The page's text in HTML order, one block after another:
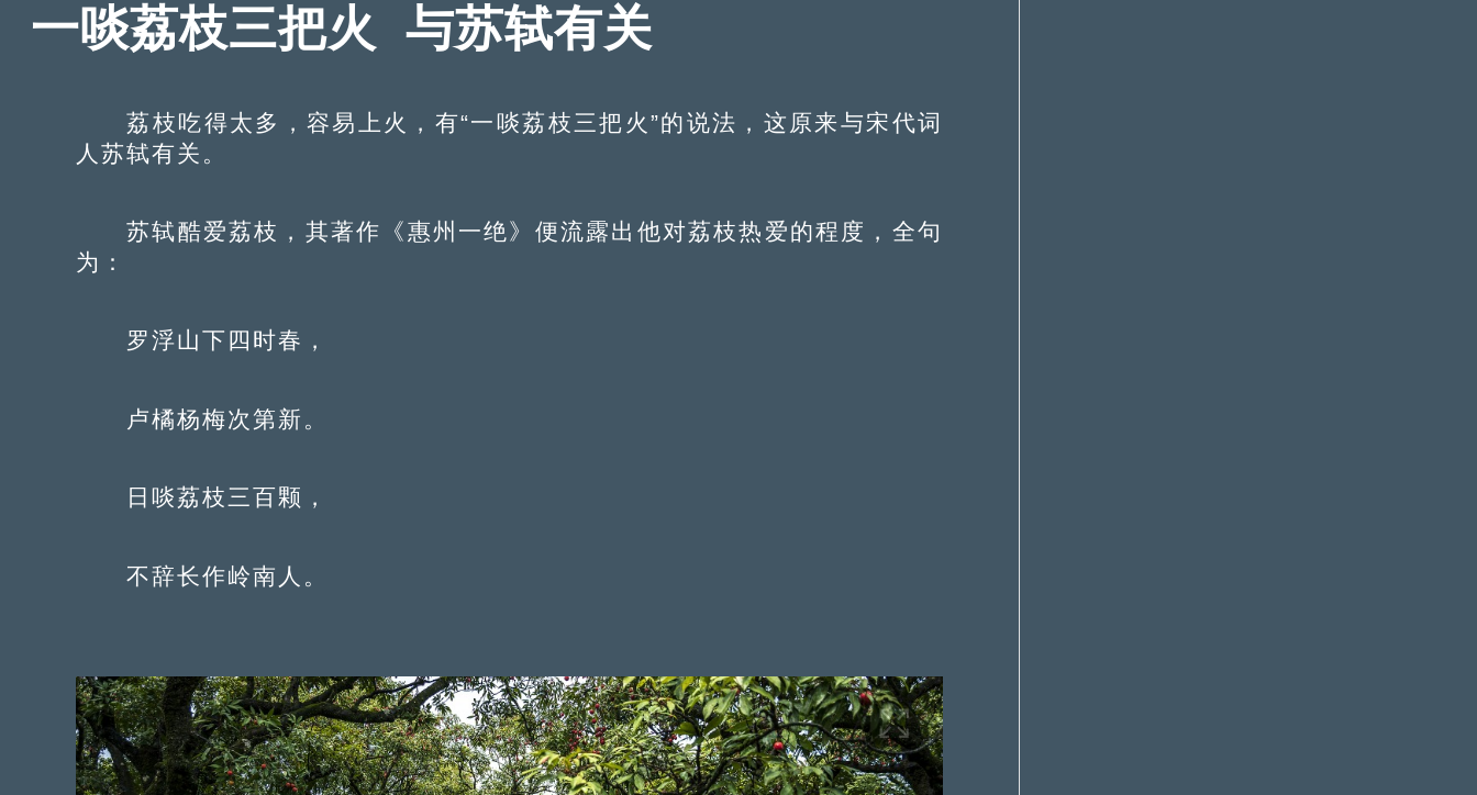
一啖荔枝三把火 与苏轼有关
荔枝吃得太多，容易上火，有“一啖荔枝三把火”的说法，这原来与宋代词
人苏轼有关。
苏轼酷爱荔枝，其著作《惠州一绝》便流露出他对荔枝热爱的程度，全句
为：
罗浮山下四时春，
卢橘杨梅次第新。
日啖荔枝三百颗，
不辞长作岭南人。